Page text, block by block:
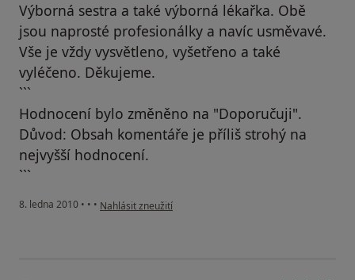
Výborná sestra a také výborná lékařka. Obě
jsou naprosté profesionálky a navíc usměvavé.
Vše je vždy vysvětleno, vyšetřeno a také
vyléčeno. Děkujeme.
```
Hodnocení bylo změněno na "Doporučuji".
Důvod: Obsah komentáře je příliš strohý na
nejvyšší hodnocení.
```
8. ledna 2010 • • • podle názoru uživatele Pacient
Nahlásit zneužití